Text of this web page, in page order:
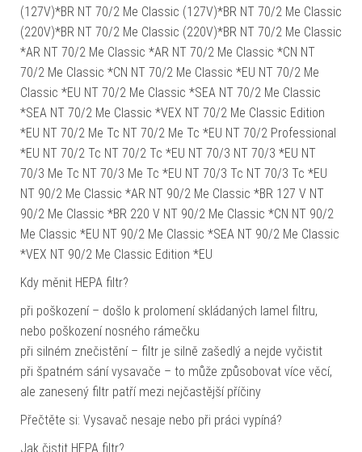
(127V)*BR NT 70/2 Me Classic (127V)*BR NT 70/2 Me Classic
(220V)*BR NT 70/2 Me Classic (220V)*BR NT 70/2 Me Classic
*AR NT 70/2 Me Classic *AR NT 70/2 Me Classic *CN NT
70/2 Me Classic *CN NT 70/2 Me Classic *EU NT 70/2 Me
Classic *EU NT 70/2 Me Classic *SEA NT 70/2 Me Classic
*SEA NT 70/2 Me Classic *VEX NT 70/2 Me Classic Edition
*EU NT 70/2 Me Tc NT 70/2 Me Tc *EU NT 70/2 Professional
*EU NT 70/2 Tc NT 70/2 Tc *EU NT 70/3 NT 70/3 *EU NT
70/3 Me Tc NT 70/3 Me Tc *EU NT 70/3 Tc NT 70/3 Tc *EU
NT 90/2 Me Classic *AR NT 90/2 Me Classic *BR 127 V NT
90/2 Me Classic *BR 220 V NT 90/2 Me Classic *CN NT 90/2
Me Classic *EU NT 90/2 Me Classic *SEA NT 90/2 Me Classic
*VEX NT 90/2 Me Classic Edition *EU
Kdy měnit HEPA filtr?
při poškození – došlo k prolomení skládaných lamel filtru,
nebo poškození nosného rámečku
při silném znečistění – filtr je silně zašedlý a nejde vyčistit
při špatném sání vysavače – to může způsobovat více věcí,
ale zanesený filtr patří mezi nejčastější příčiny
Přečtěte si: Vysavač nesaje nebo při práci vypíná?
Jak čistit HEPA filtr?